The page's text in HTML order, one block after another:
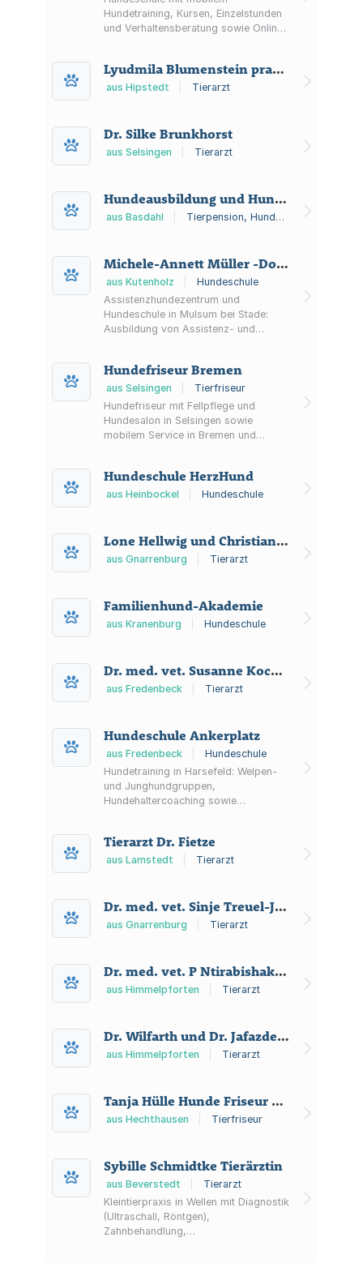
Hundetraining, Kursen, Einzelstunden
und Verhaltensberatung sowie Online-
Lyudmila Blumenstein prakt. Tierärztin
aus Hipstedt Tierarzt
Dr. Silke Brunkhorst
aus Selsingen Tierarzt
Hundeausbildung und Hundepension Basdahl
aus Basdahl Tierpension, Hundeschule
Michele-Annett Müller -Dogs Activity-
aus Kutenholz
Hundeschule
Assistenzhundezentrum und
Hundeschule in Mulsum bei Stade:
Ausbildung von Assistenz- und
Einzeltraining, Hausbesuche und
Hundeführerschein.
Hundefriseur Bremen
aus Selsingen
Tierfriseur
Hundefriseur mit Fellpflege und
Hundesalon in Selsingen sowie
mobilem Service in Bremen und
Entfilzen und Pfotenpflege.
Hundeschule HerzHund
aus Heinbockel Hundeschule
Lone Hellwig und Christian Vogel Tierarztpraxis
aus Gnarrenburg Tierarzt
Familienhund-Akademie
aus Kranenburg Hundeschule
Dr. med. vet. Susanne Koch Tierarztpraxis für Akupunktur
aus Fredenbeck Tierarzt
Hundeschule Ankerplatz
aus Fredenbeck
Hundeschule
Hundetraining in Harsefeld: Welpen-
und Junghundgruppen,
Hundehaltercoaching sowie
Hundeschule Ankerplatz.
Tierarzt Dr. Fietze
aus Lamstedt Tierarzt
Dr. med. vet. Sinje Treuel-Janz
aus Gnarrenburg Tierarzt
Dr. med. vet. P Ntirabishaka prakt. Tierarzt
aus Himmelpforten Tierarzt
Dr. Wilfarth und Dr. Jafazdeh, GbR
aus Himmelpforten Tierarzt
Tanja Hülle Hunde Friseur Salon
aus Hechthausen Tierfriseur
Sybille Schmidtke Tierärztin
aus Beverstedt
Tierarzt
Kleintierpraxis in Wellen mit Diagnostik
(Ultraschall, Röntgen),
Zahnbehandlung,